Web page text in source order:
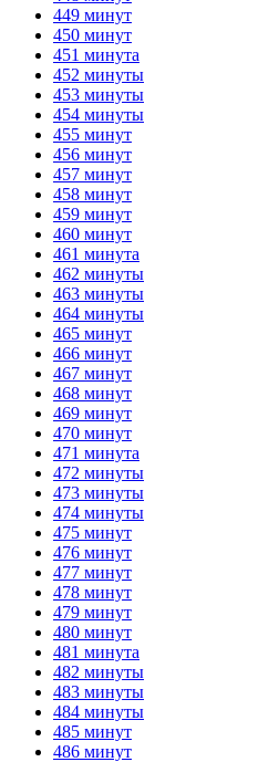
449 минут
450 минут
451 минута
452 минуты
453 минуты
454 минуты
455 минут
456 минут
457 минут
458 минут
459 минут
460 минут
461 минута
462 минуты
463 минуты
464 минуты
465 минут
466 минут
467 минут
468 минут
469 минут
470 минут
471 минута
472 минуты
473 минуты
474 минуты
475 минут
476 минут
477 минут
478 минут
479 минут
480 минут
481 минута
482 минуты
483 минуты
484 минуты
485 минут
486 минут